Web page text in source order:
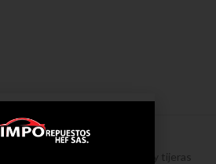
Tensores y tijeras